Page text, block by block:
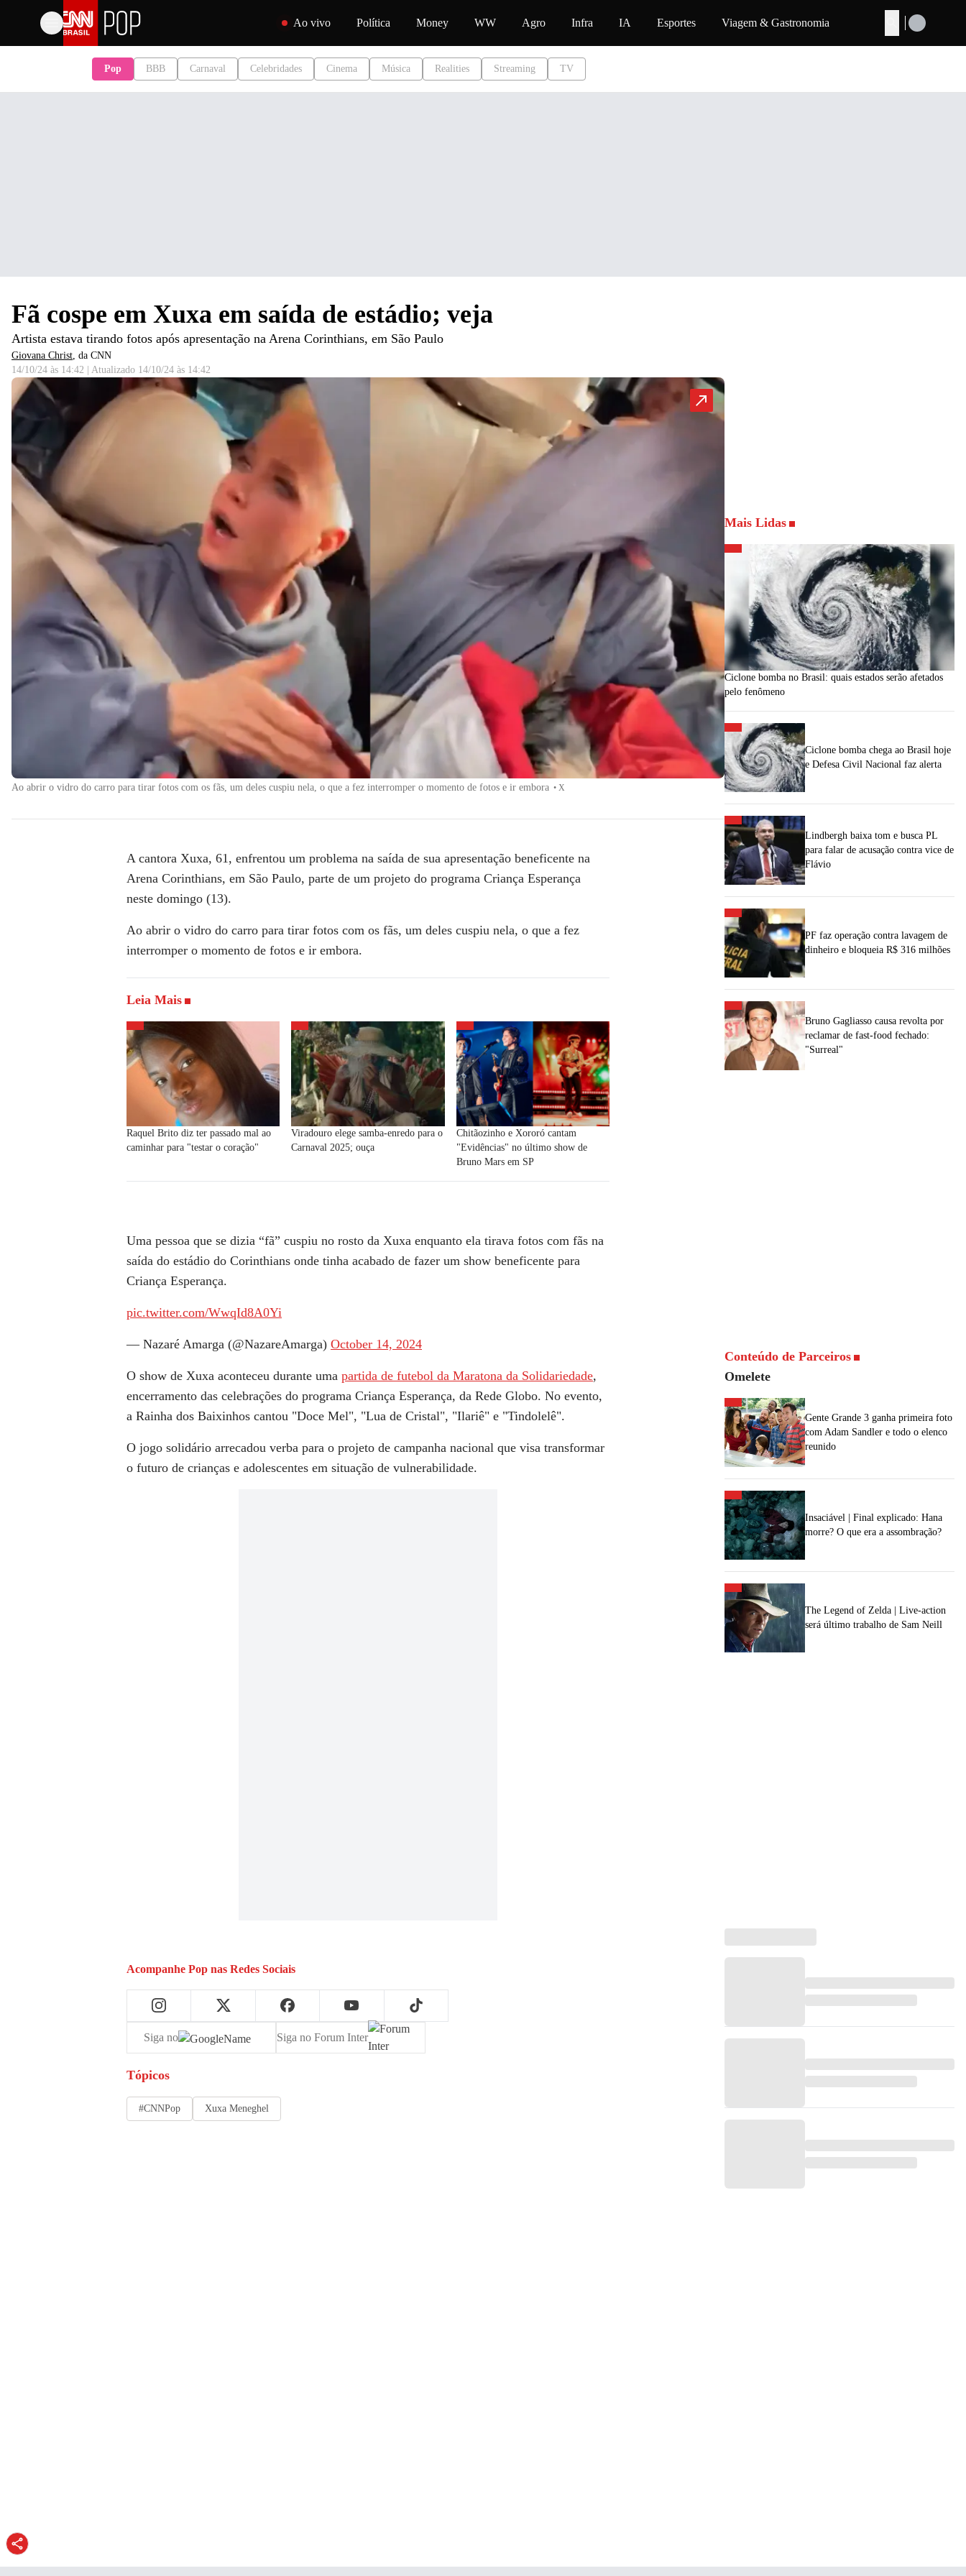
Buscar
Pular para o conteúdo
Ao vivo Política Money WW Agro Infra IA Esportes Viagem & Gastronomia
Pop BBB Carnaval Celebridades Cinema Música Realities Streaming TV
Fã cospe em Xuxa em saída de estádio; veja
Artista estava tirando fotos após apresentação na Arena Corinthians, em São Paulo
Giovana Christ, da CNN
14/10/24 às 14:42
Atualizado 14/10/24 às 14:42
Ao abrir o vidro do carro para tirar fotos com os fãs, um deles cuspiu nela, o que a fez interromper o momento de fotos e ir embora • X
A cantora Xuxa, 61, enfrentou um problema na saída de sua apresentação beneficente na
Arena Corinthians, em São Paulo, parte de um projeto do programa Criança Esperança
neste domingo (13).
Ao abrir o vidro do carro para tirar fotos com os fãs, um deles cuspiu nela, o que a fez
interromper o momento de fotos e ir embora.
Leia Mais
Raquel Brito diz ter passado mal ao
caminhar para "testar o coração"
Viradouro elege samba-enredo para o
Carnaval 2025; ouça
Chitãozinho e Xororó cantam
"Evidências" no último show de
Bruno Mars em SP
Uma pessoa que se dizia “fã” cuspiu no rosto da Xuxa enquanto ela tirava fotos com fãs na
saída do estádio do Corinthians onde tinha acabado de fazer um show beneficente para
Criança Esperança.
pic.twitter.com/WwqId8A0Yi
— Nazaré Amarga (@NazareAmarga) October 14, 2024
O show de Xuxa aconteceu durante uma partida de futebol da Maratona da Solidariedade,
encerramento das celebrações do programa Criança Esperança, da Rede Globo. No evento,
a Rainha dos Baixinhos cantou "Doce Mel", "Lua de Cristal", "Ilariê" e "Tindolelê".
O jogo solidário arrecadou verba para o projeto de campanha nacional que visa transformar
o futuro de crianças e adolescentes em situação de vulnerabilidade.
Acompanhe Pop nas Redes Sociais
Siga no Siga no Forum Inter
Tópicos
#CNNPop Xuxa Meneghel
Mais Lidas
Ciclone bomba no Brasil: quais estados serão afetados
pelo fenômeno
Ciclone bomba chega ao Brasil hoje
e Defesa Civil Nacional faz alerta
Lindbergh baixa tom e busca PL
para falar de acusação contra vice de
Flávio
PF faz operação contra lavagem de
dinheiro e bloqueia R$ 316 milhões
Bruno Gagliasso causa revolta por
reclamar de fast-food fechado:
"Surreal"
Conteúdo de Parceiros
Omelete
Gente Grande 3 ganha primeira foto
com Adam Sandler e todo o elenco
reunido
Insaciável | Final explicado: Hana
morre? O que era a assombração?
The Legend of Zelda | Live-action
será último trabalho de Sam Neill